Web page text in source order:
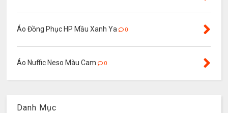
Áo Đồng Phục HP Mầu Xanh Ya 0
Áo Nuffic Neso Màu Cam 0
Danh Mục